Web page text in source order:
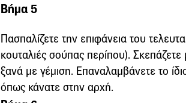
Βήμα 5
Πασπαλίζετε την επιφάνεια του
κουταλιές σούπας περίπου).
ξανά με γέμιση. Επαναλαμβάνετε το
όπως κάνατε στην αρχή.